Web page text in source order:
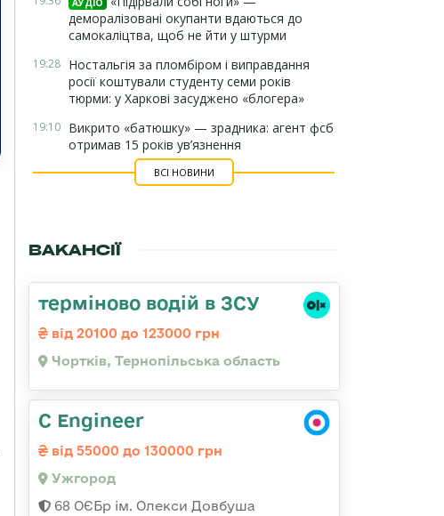
АУДІО
деморалізовані окупанти вдаються до
самокаліцтва, щоб не йти у штурми
19:28 Ностальгія за пломбіром і виправдання
росії коштували студенту семи років
тюрми: у Харкові засуджено «блогера»
19:10 Викрито «батюшку» — зрадника: агент фсб
отримав 15 років ув’язнення
ВСІ НОВИНИ
ВАКАНСІЇ
терміново водій в ЗСУ
від 20100 до 123000 грн
Чортків, Тернопільська область
C Engineer
від 55000 до 130000 грн
Ужгород
68 ОЄБр ім. Олекси Довбуша